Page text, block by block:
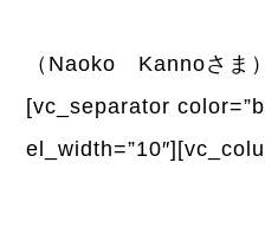
（Naoko Kannoさま
[vc_separator